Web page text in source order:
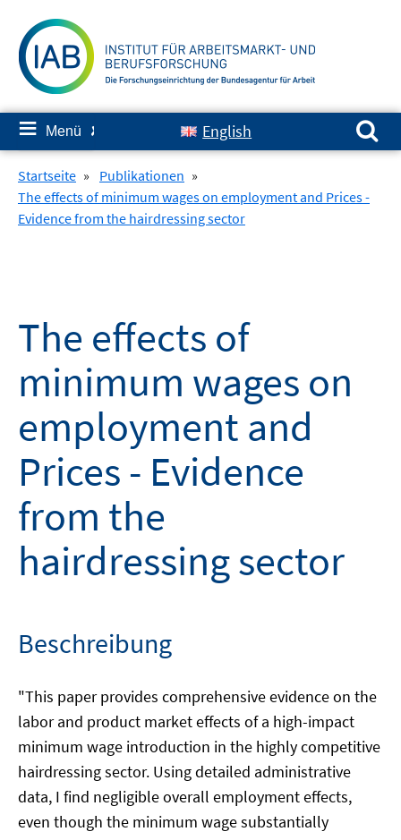
zum
Inhalt
≡ Menü ✘ English
Suchen nach:
Startseite » Publikationen »
The effects of minimum wages on employment and Prices -
Evidence from the hairdressing sector
The effects of
minimum wages on
employment and
Prices - Evidence
from the
hairdressing sector
Beschreibung
"This paper provides comprehensive evidence on the
labor and product market effects of a high-impact
minimum wage introduction in the highly competitive
hairdressing sector. Using detailed administrative
data, I find negligible overall employment effects,
even though the minimum wage substantially